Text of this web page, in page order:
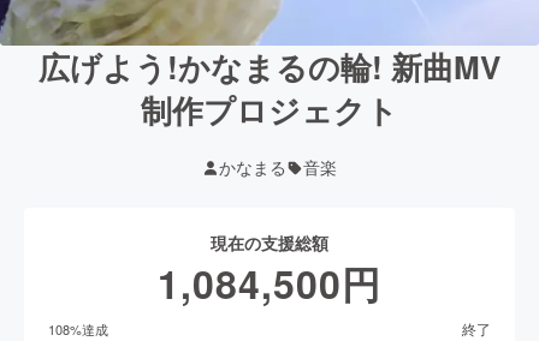
広げよう!かなまるの輪! 新曲MV
制作プロジェクト
かなまる 音楽
現在の支援総額
1,084,500円
108%達成 終了